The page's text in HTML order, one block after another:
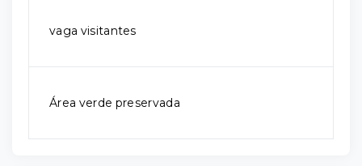
vaga visitantes
Área verde preservada